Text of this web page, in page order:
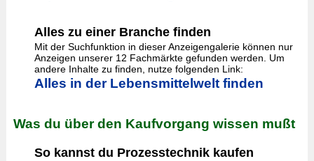
Alles zu einer Branche finden
Mit der Suchfunktion in dieser Anzeigengalerie können nur
Anzeigen unserer 12 Fachmärkte gefunden werden. Um
andere Inhalte zu finden, nutze folgenden Link:
Alles in der Lebensmittelwelt finden
Was du über den Kaufvorgang wissen mußt
So kannst du Prozesstechnik kaufen